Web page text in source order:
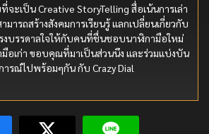
จะเป็น Creative StoryTelling สื่อเน้นการเล่า
ามารถสร้างสังคมการเรียนรู้ แลกเปลี่ยนเกี่ยวกับ
งบรรดาลใจให้กับคนที่ชื่นชอบนาฬิกามือใหม่
อเก่า ขอบคุณที่มาเป็นส่วนนึง และร่วมแบ่งบัน
รณ์ไปพร้อมๆกัน กับ Crazy Dial